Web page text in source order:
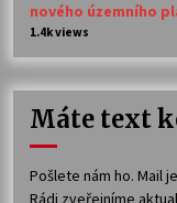
nového územního
1.4k views
Máte text
Pošlete nám ho. Mail je